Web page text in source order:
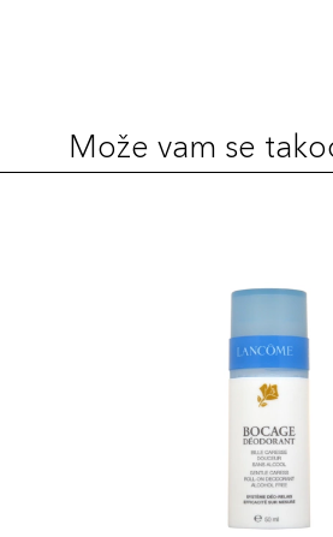
Može vam se